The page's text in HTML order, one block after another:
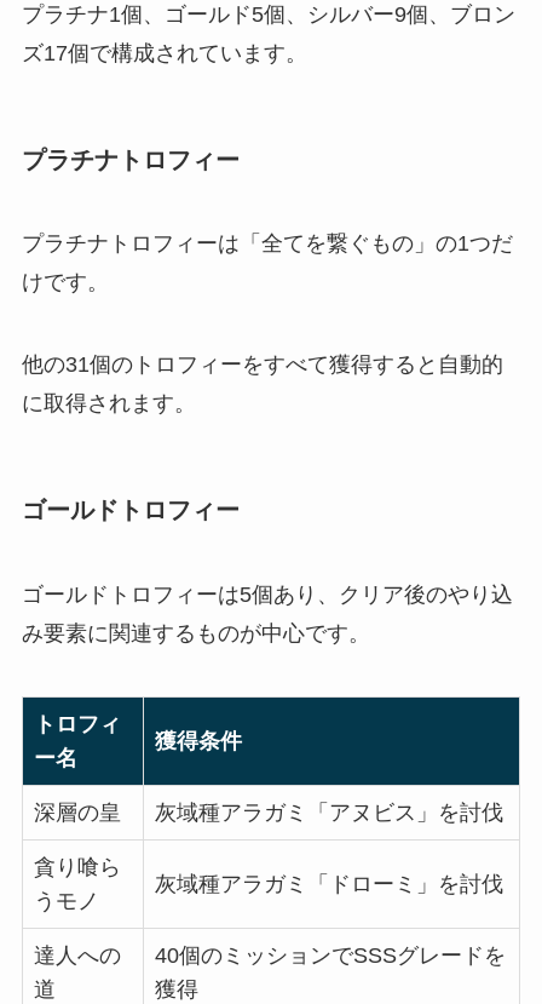
プラチナ1個、ゴールド5個、シルバー9個、ブロン
ズ17個で構成されています。
プラチナトロフィー
プラチナトロフィーは「全てを繋ぐもの」の1つだ
けです。
他の31個のトロフィーをすべて獲得すると自動的
に取得されます。
ゴールドトロフィー
ゴールドトロフィーは5個あり、クリア後のやり込
み要素に関連するものが中心です。
トロフィ
ー名
獲得条件
深層の皇 灰域種アラガミ「アヌビス」を討伐
貪り喰ら
うモノ
灰域種アラガミ「ドローミ」を討伐
達人への
道
40個のミッションでSSSグレードを
獲得